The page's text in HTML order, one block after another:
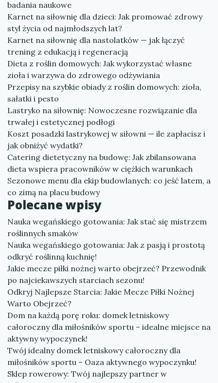
badania naukowe
Karnet na siłownię dla dzieci: Jak promować zdrowy
styl życia od najmłodszych lat?
Karnet na siłownię dla nastolatków — jak łączyć
trening z edukacją i regeneracją
Dieta z roślin domowych: Jak wykorzystać własne
zioła i warzywa do zdrowego odżywiania
Przepisy na szybkie obiady z roślin domowych: zioła,
sałatki i pesto
Lastryko na siłownię: Nowoczesne rozwiązanie dla
trwałej i estetycznej podłogi
Koszt posadzki lastrykowej w siłowni — ile zapłacisz i
jak obniżyć wydatki?
Catering dietetyczny na budowę: Jak zbilansowana
dieta wspiera pracowników w ciężkich warunkach
Sezonowe menu dla ekip budowlanych: co jeść latem, a
co zimą na placu budowy
Polecane wpisy
Nauka wegańskiego gotowania: Jak stać się mistrzem
roślinnych smaków
Nauka wegańskiego gotowania: Jak z pasją i prostotą
odkryć roślinną kuchnię!
Jakie mecze piłki nożnej warto obejrzeć? Przewodnik
po najciekawszych starciach sezonu!
Odkryj Najlepsze Starcia: Jakie Mecze Piłki Nożnej
Warto Obejrzeć?
Dom na każdą porę roku: domek letniskowy
całoroczny dla miłośników sportu – idealne miejsce na
aktywny wypoczynek!
Twój idealny domek letniskowy całoroczny dla
miłośników sportu – Oaza aktywnego wypoczynku!
Sklep rowerowy: Twój najlepszy partner w